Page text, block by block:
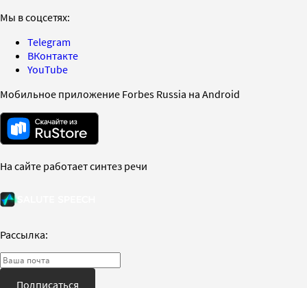
Мы в соцсетях:
Telegram
ВКонтакте
YouTube
Мобильное приложение Forbes Russia на Android
На сайте работает синтез речи
Рассылка:
Подписаться